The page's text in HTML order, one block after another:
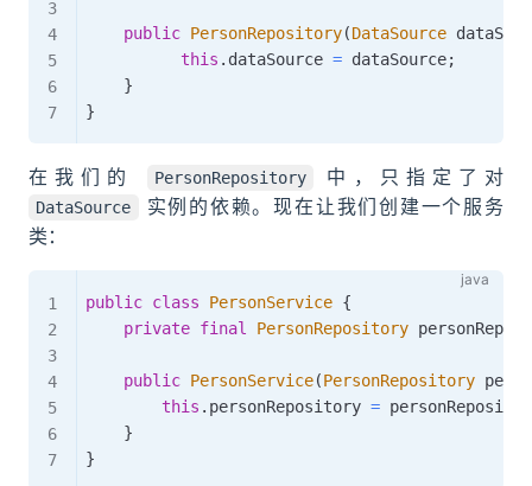
public PersonRepository(DataSource
this . dataSource = dataSource;
}
}
在我们的 PersonRepository 中，只指定了对
DataSource
实例的依赖。现在让我们创建一个服务
类：
public class PersonService {
private final PersonRepository
public PersonService(PersonRepository
this . personRepository =
}
}